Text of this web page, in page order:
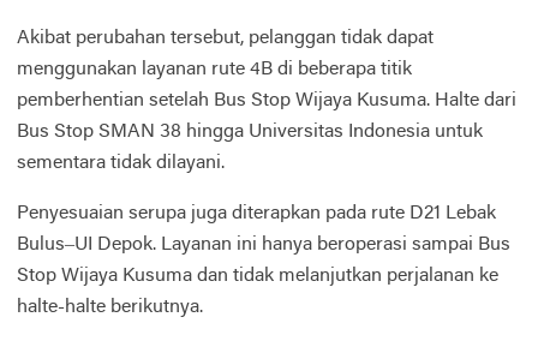
Akibat perubahan tersebut, pelanggan tidak dapat
menggunakan layanan rute 4B di beberapa titik
pemberhentian setelah Bus Stop Wijaya Kusuma. Halte dari
Bus Stop SMAN 38 hingga Universitas Indonesia untuk
sementara tidak dilayani.
Penyesuaian serupa juga diterapkan pada rute D21 Lebak
Bulus–UI Depok. Layanan ini hanya beroperasi sampai Bus
Stop Wijaya Kusuma dan tidak melanjutkan perjalanan ke
halte-halte berikutnya.